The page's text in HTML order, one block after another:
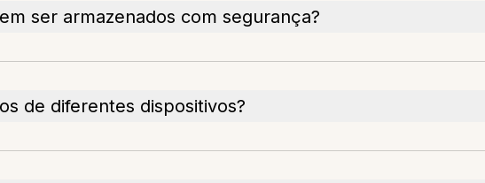
ser armazenados com segurança?
de diferentes dispositivos?